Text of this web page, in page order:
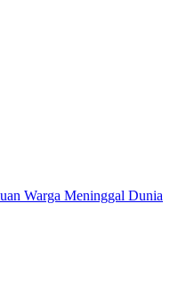
Warga Meninggal Dunia